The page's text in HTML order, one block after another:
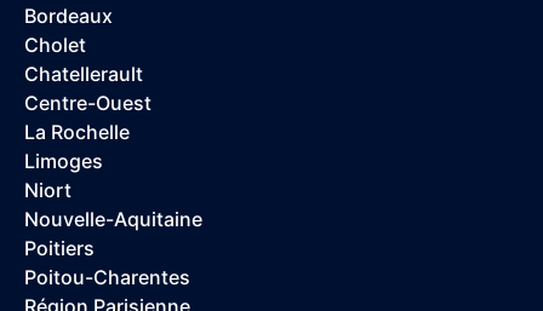
Bordeaux
Cholet
Chatellerault
Centre-Ouest
La Rochelle
Limoges
Niort
Nouvelle-Aquitaine
Poitiers
Poitou-Charentes
Région Parisienne